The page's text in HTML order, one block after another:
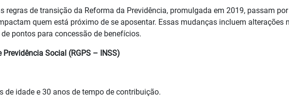
regras de transição da Reforma da Previdência, promulgada em 2019, passam por
quem está próximo de se aposentar. Essas mudanças incluem alterações
pontos para concessão de benefícios.
Previdência Social (RGPS – INSS)
de idade e 30 anos de tempo de contribuição.